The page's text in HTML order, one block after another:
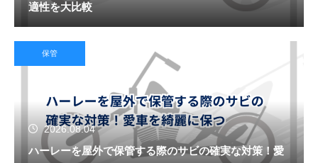
適性を大比較
保管
2026.08.04
ハーレーを屋外で保管する際のサビの確実な対策！愛